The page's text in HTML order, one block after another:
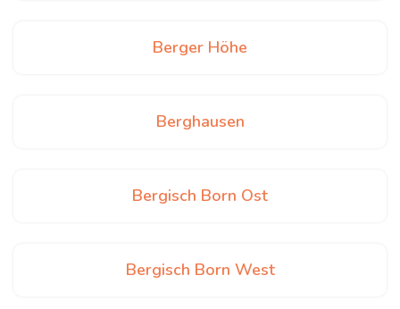
Berger Höhe
Berghausen
Bergisch Born Ost
Bergisch Born West